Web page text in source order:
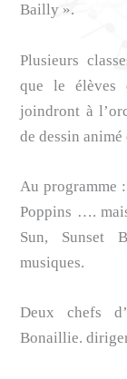
Bailly ».
Plusieurs
que le élèves
joindront à
de dessin
Au programme
Poppins ….
Sun, Sunset
musiques.
Deux chefs
Bonaillie.